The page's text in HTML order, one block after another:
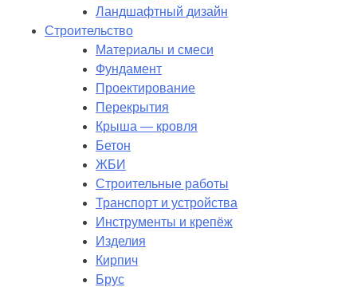
Ландшафтный дизайн
Строительство
Материалы и смеси
Фундамент
Проектирование
Перекрытия
Крыша — кровля
Бетон
ЖБИ
Строительные работы
Транспорт и устройства
Инструменты и крепёж
Изделия
Кирпич
Брус